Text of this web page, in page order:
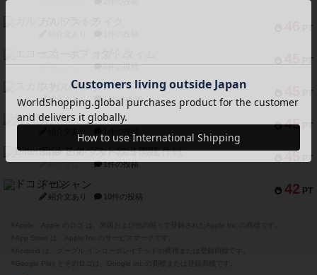
PT
PT
紹介文なし 8件の投稿
PT
スカルキング
紹介文あり 12件の投稿
45 PT
海兵隊
PT
Bitter End ブタペスト救出作戦
紹介文なし 1件の投稿
42 PT
ドコジャン
紹介文あり 10件の投稿